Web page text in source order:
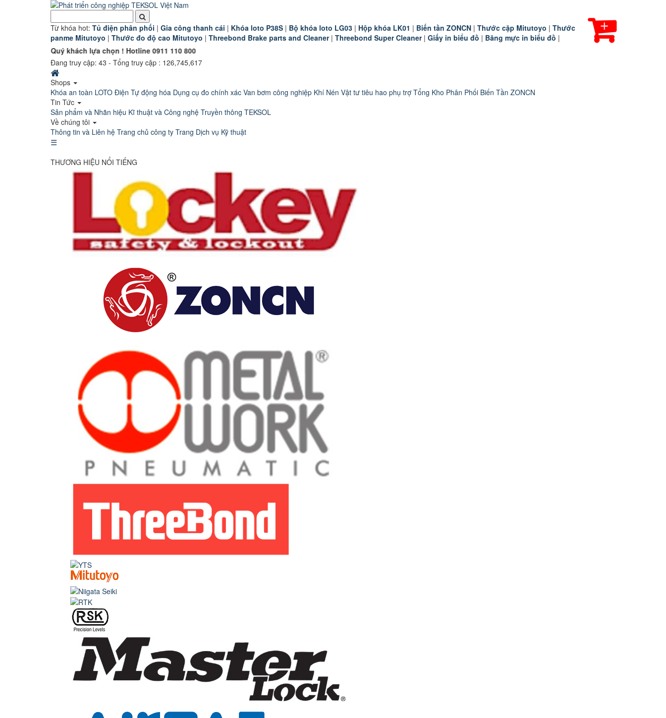
Từ khóa hot: Tủ điện phân phối | Gia công thanh cái | Khóa loto P38S | Bộ khóa loto LG03 | Hộp khóa LK01 | Biến tần ZONCN | Thước cặp Mitutoyo | Thước
panme Mitutoyo | Thước đo độ cao Mitutoyo | Threebond Brake parts and Cleaner| Threebond Super Cleaner| Giấy in biểu đồ | Băng mực in biểu đồ |
Quý khách lựa chọn ! Hotline 0911 110 800
Đang truy cập: 43 - Tổng truy cập : 126,745,617
Shops
Khóa an toàn LOTO Điện Tự động hóa Dụng cụ đo chính xác Van bơm công nghiệp Khí Nén Vật tư tiêu hao phụ trợ Tổng Kho Phân Phối Biến Tần ZONCN
Tin Tức
Sản phẩm và Nhãn hiệu Kĩ thuật và Công nghệ Truyền thông TEKSOL
Về chúng tôi
Thông tin và Liên hệ Trang chủ công ty Trang Dịch vụ Kỹ thuật
☰
THƯƠNG HIỆU NỔI TIẾNG